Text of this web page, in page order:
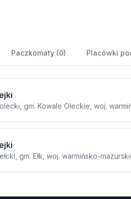
Paczkomaty (0) Placówki
gm. Kowale Oleckie, woj.
gm. Ełk, woj. warmińsko-